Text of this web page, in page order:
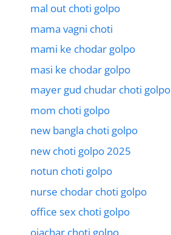
mal out choti golpo
mama vagni choti
mami ke chodar golpo
masi ke chodar golpo
mayer gud chudar choti golpo
mom choti golpo
new bangla choti golpo
new choti golpo 2025
notun choti golpo
nurse chodar choti golpo
office sex choti golpo
ojachar choti golpo